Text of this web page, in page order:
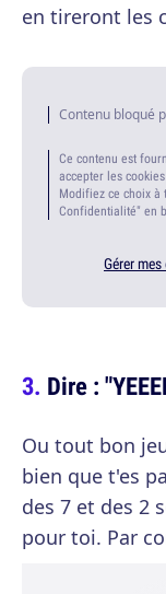
en tireront les
Contenu bloqué
Ce contenu est
accepter les
Modifiez ce choix à
Confidentialité" en
Gérer
Dire :
Ou tout bon
bien que t'es
des 7 et des 2
pour toi. Par